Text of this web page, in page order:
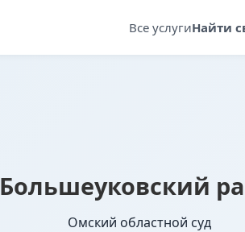
Все услугиНайти
Большеуковский
Омский областной суд